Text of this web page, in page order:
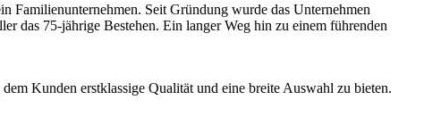
Familienunternehmen. Seit Gründung wurde das Unternehmen
das 75-jährige Bestehen. Ein langer Weg hin zu einem führenden
Kunden erstklassige Qualität und eine breite Auswahl zu bieten.